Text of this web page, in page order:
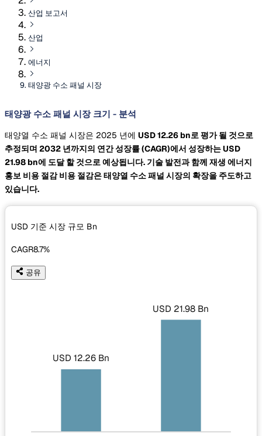
산업 보고서
산업
에너지
태양광 수소 패널 시장
태양광 수소 패널 시장 크기 - 분석
태양열 수소 패널 시장은 2025 년에 USD 12.26 bn로 평가 될 것으로
추정되며 2032 년까지의 연간 성장률(CAGR)에서 성장하는USD
21.98 bn에 도달 할 것으로 예상됩니다. 기술 발전과 함께 재생 에너지
홍보 비용 절감 비용 절감은 태양열 수소 패널 시장의 확장을 주도하고
있습니다.
USD 기준 시장 규모 Bn
CAGR8.7%
공유
USD 12.26 Bn
USD 21.98 Bn